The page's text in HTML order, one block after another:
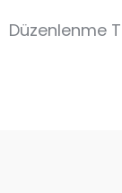
Düzenlenme